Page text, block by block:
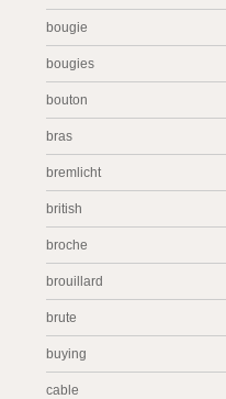
bougie
bougies
bouton
bras
bremlicht
british
broche
brouillard
brute
buying
cable